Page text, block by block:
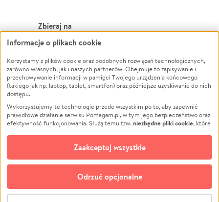
Zbieraj na
Leczenie
Zwierzęta
Pożar
Ukraina
Pomoc Finansowa
Projekty
Pogrzeb
Społeczność lokalna
Kultura
Powódź
Wichura
NGO
Edukacja
Podróż
Impreza
Ochrona środowiska
Biznes
© CROWDING SP. Z O.O.
Informacje o plikach cookie
Korzystamy z plików cookie oraz podobnych rozwiązań technologicznych,
zarówno własnych, jak i naszych partnerów. Obejmuje to zapisywanie i
przechowywanie informacji w pamięci Twojego urządzenia końcowego
(takiego jak np. laptop, tablet, smartfon) oraz późniejsze uzyskiwanie do nich
dostępu.
Wykorzystujemy te technologie przede wszystkim po to, aby zapewnić
prawidłowe działanie serwisu Pomagam.pl, w tym jego bezpieczeństwo oraz
efektywność funkcjonowania. Służą temu tzw.niezbędne pliki cookie, które
opcjonalnych plików cookie
technologii do celów analitycznych i retargetingowych. Możesz wyrazić
zgodę na ich stosowanie lub jej odmówić. W dowolnym momencie masz
możliwość zmiany swoich preferencji na stronie „Zarządzaj zgodami cookie”,
do której link znajdziesz w stopce serwisu Pomagam.pl. Opcjonalne pliki
cookie wykorzystywane są w następujących celach:
Odrzuć opcjonalne
Zaakceptuj wszystkie